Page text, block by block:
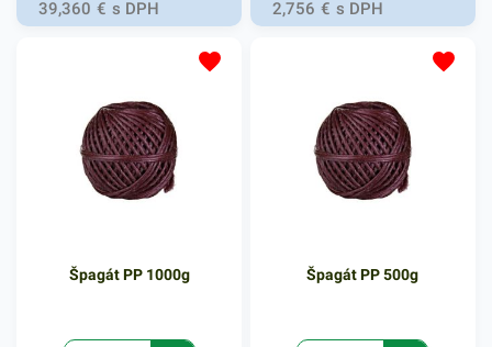
preprave, pri archivácii, v
cievke cca 5000m.Farba:
podľa aktuálnej ponuky
39,360 € s DPH
preprave, pri archivácii, v
cievke cca 250m.Farba:
podľa aktuálnej ponuky
2,756 € s DPH
Špagát PP 1000g Špagát PP 500g